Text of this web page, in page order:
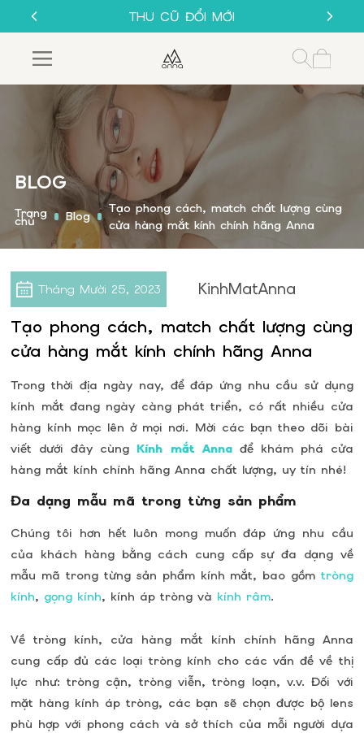
THU CŨ ĐỔI MỚI
GỌNG KÍNH 1K
MUA 1 TẶNG 1
SALE 50%
THU CŨ ĐỔI MỚI
GỌNG KÍNH 1K
BLOG
Trang
chủ Blog
Tạo phong cách, match chất lượng cùng
cửa hàng mắt kính chính hãng Anna
Tháng Mười 25, 2023 KinhMatAnna
Tạo phong cách, match chất lượng cùng
cửa hàng mắt kính chính hãng Anna
Trong thời địa ngày nay, để đáp ứng nhu cầu sử dụng
kính mắt đang ngày càng phát triển, có rất nhiều cửa
hàng kính mọc lên ở mọi nơi. Mời các bạn theo dõi bài
viết dưới đây cùng Kính mắt Anna để khám phá cửa
hàng mắt kính chính hãng Anna chất lượng, uy tín nhé!
Đa dạng mẫu mã trong từng sản phẩm
Chúng tôi hơn hết luôn mong muốn đáp ứng nhu cầu
của khách hàng bằng cách cung cấp sự đa dạng về
mẫu mã trong từng sản phẩm kính mắt, bao gồm tròng
kính, gọng kính, kính áp tròng và kính râm.
Về tròng kính, cửa hàng mắt kính chính hãng Anna
cung cấp đủ các loại tròng kính cho các vấn đề về thị
lực như: tròng cận, tròng viễn, tròng loạn, v.v. Đối với
mặt hàng kính áp tròng, các bạn sẽ chọn được bộ lens
phù hợp với phong cách và sở thích của mỗi người dựa